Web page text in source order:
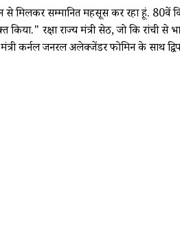
से मिलकर सम्मानित महसूस कर रहा हूं.
रक्षा राज्य मंत्री सेठ, जो कि रांची
कर्नल जनरल अलेक्जेंडर फोमिन के साथ